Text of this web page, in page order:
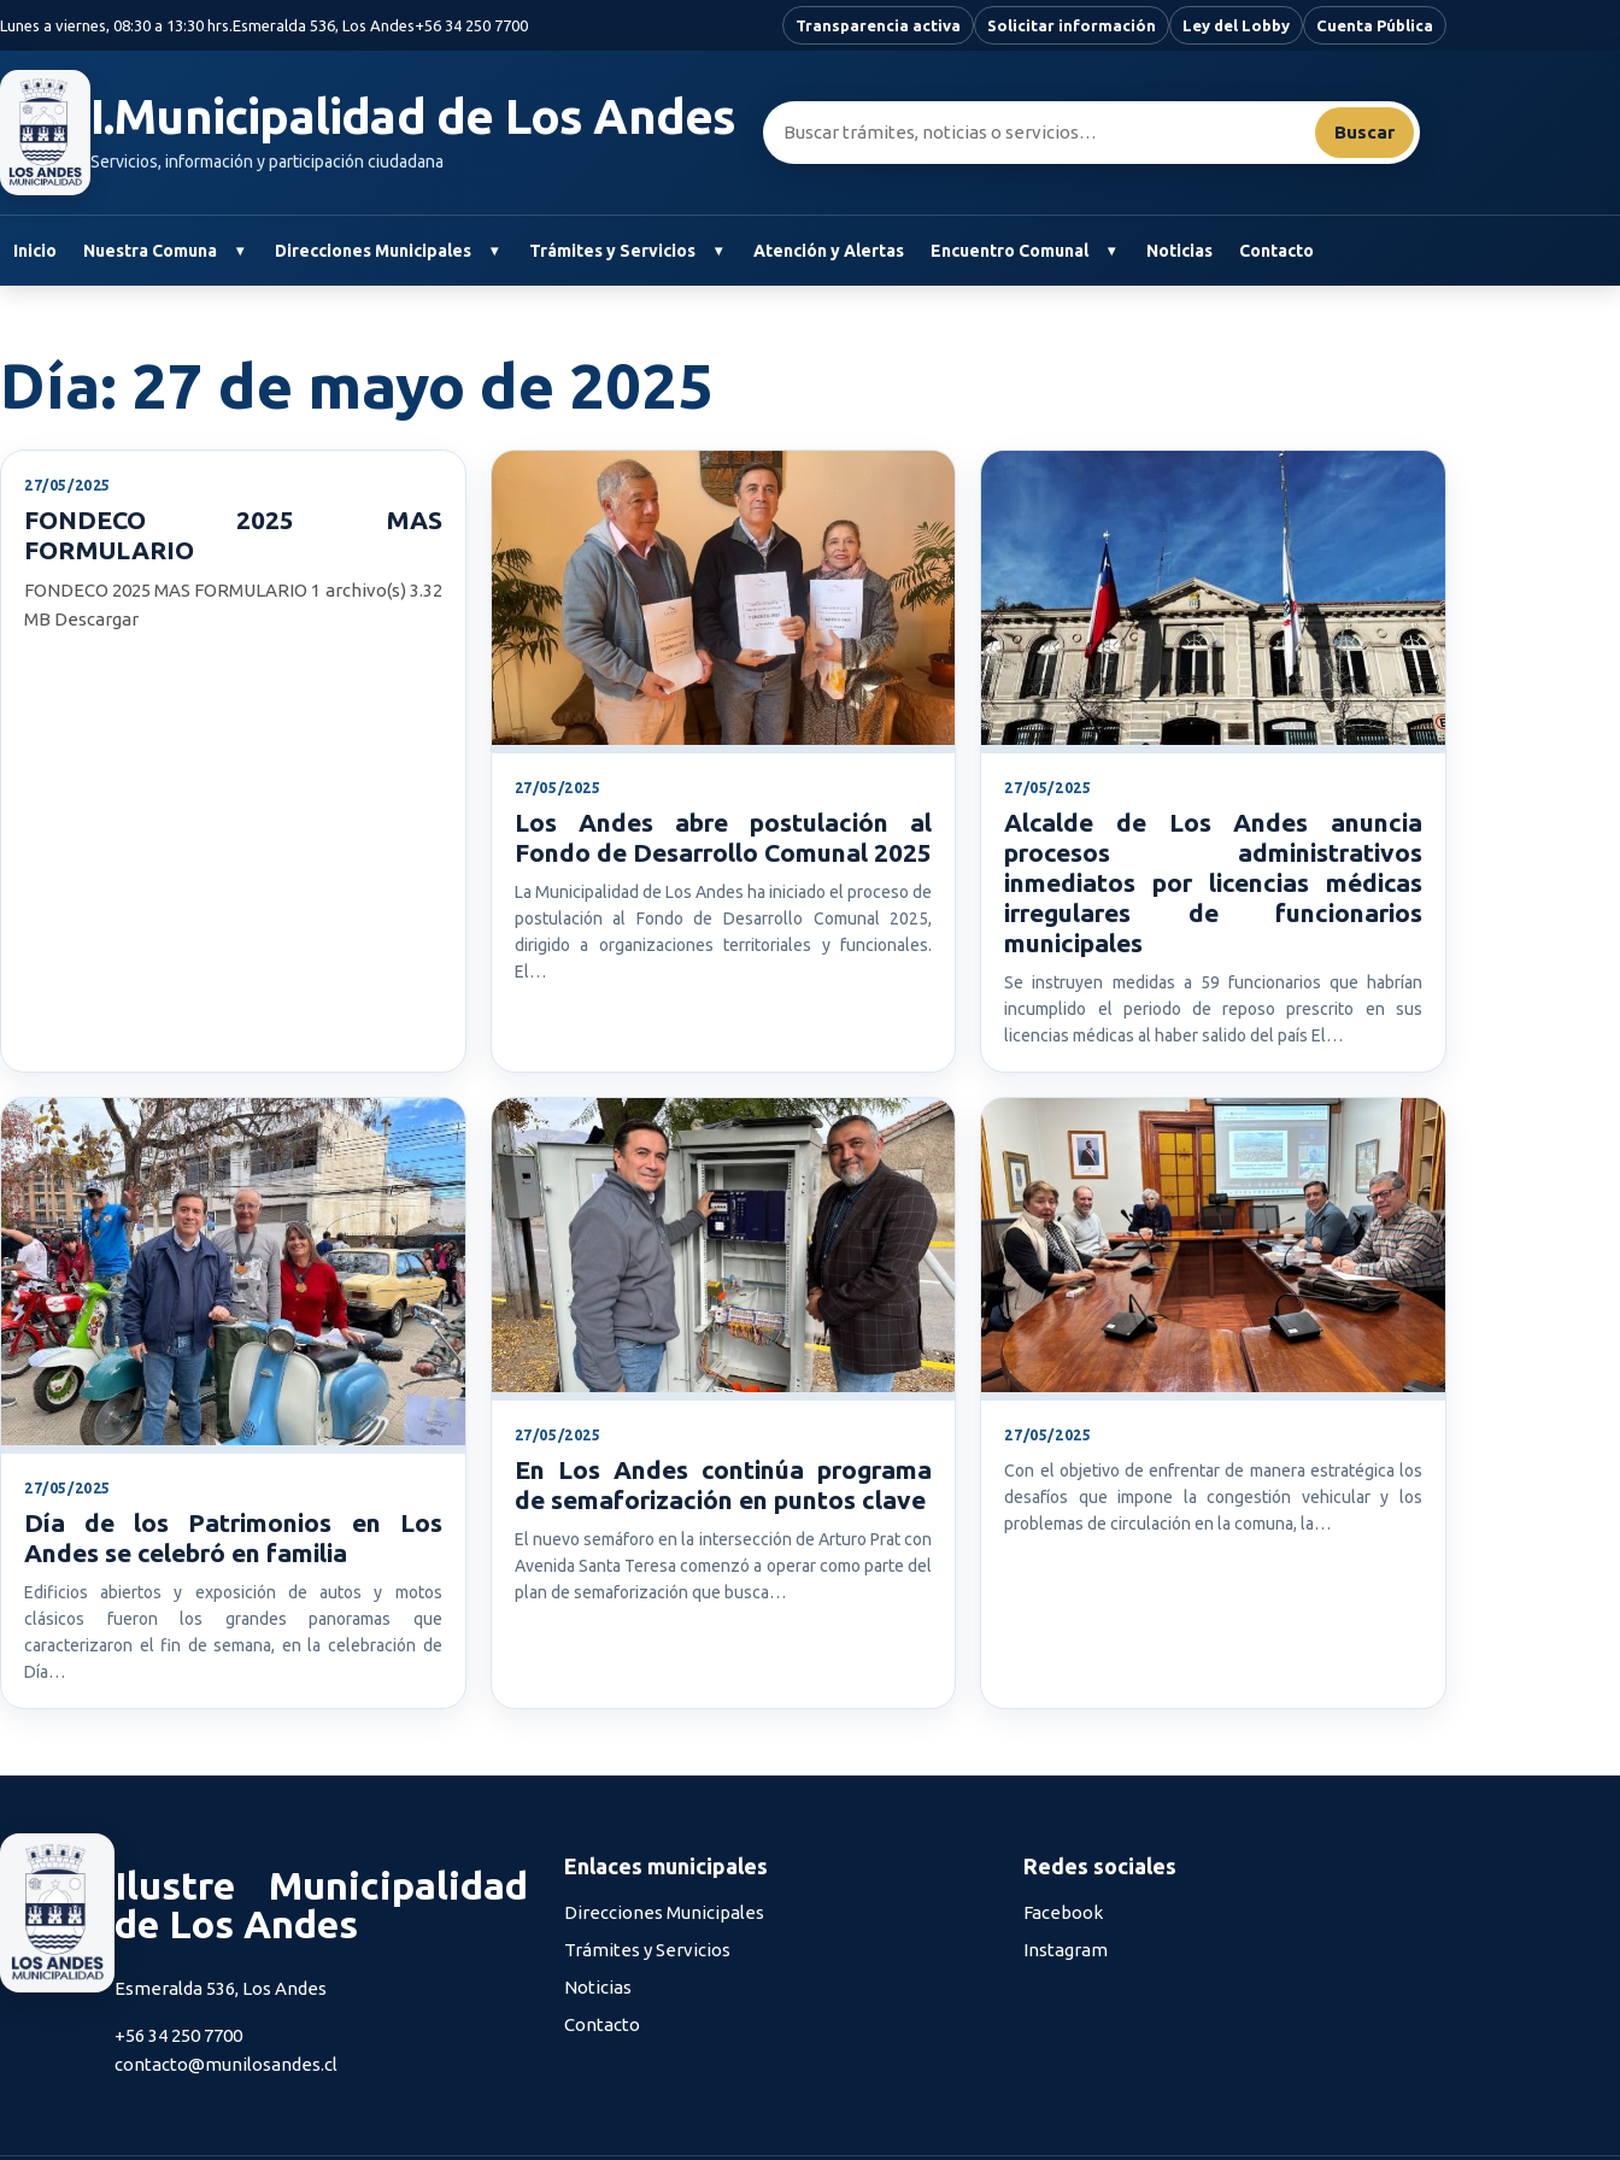
Lunes a viernes, 08:30 a 13:30 hrs.Esmeralda 536, Los Andes+56 34 250 7700 Transparencia activa Solicitar información Ley del Lobby Cuenta Pública
I.Municipalidad de Los Andes
Servicios, información y participación ciudadana
Buscar:
Buscar
Inicio Nuestra Comuna Direcciones Municipales Trámites y Servicios Atención y Alertas Encuentro Comunal Noticias Contacto
Día: 27 de mayo de 2025
27/05/2025
FONDECO 2025 MAS
FORMULARIO
FONDECO 2025 MAS FORMULARIO 1 archivo(s) 3.32
MB Descargar
27/05/2025
Los Andes abre postulación al
Fondo de Desarrollo Comunal 2025
La Municipalidad de Los Andes ha iniciado el proceso de
postulación al Fondo de Desarrollo Comunal 2025,
dirigido a organizaciones territoriales y funcionales.
El…
27/05/2025
Alcalde de Los Andes anuncia
procesos administrativos
inmediatos por licencias médicas
irregulares de funcionarios
municipales
Se instruyen medidas a 59 funcionarios que habrían
incumplido el periodo de reposo prescrito en sus
licencias médicas al haber salido del país El…
27/05/2025
Día de los Patrimonios en Los
Andes se celebró en familia
Edificios abiertos y exposición de autos y motos
clásicos fueron los grandes panoramas que
caracterizaron el fin de semana, en la celebración de
Día…
27/05/2025
En Los Andes continúa programa
de semaforización en puntos clave
El nuevo semáforo en la intersección de Arturo Prat con
Avenida Santa Teresa comenzó a operar como parte del
plan de semaforización que busca…
27/05/2025
Con el objetivo de enfrentar de manera estratégica los
desafíos que impone la congestión vehicular y los
problemas de circulación en la comuna, la…
Ilustre Municipalidad
de Los Andes
Esmeralda 536, Los Andes
+56 34 250 7700
contacto@munilosandes.cl
Enlaces municipales
Direcciones Municipales
Trámites y Servicios
Noticias
Contacto
Redes sociales
Facebook
Instagram